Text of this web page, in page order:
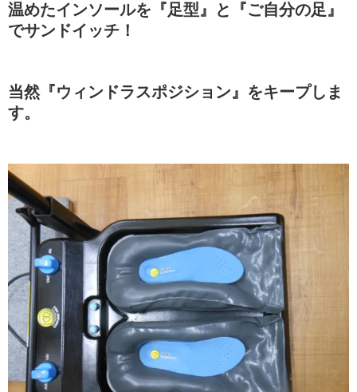
温めたインソールを『足型』と『ご自分の足』
でサンドイッチ！
当然『ウィンドラスポジション』をキープしま
す。